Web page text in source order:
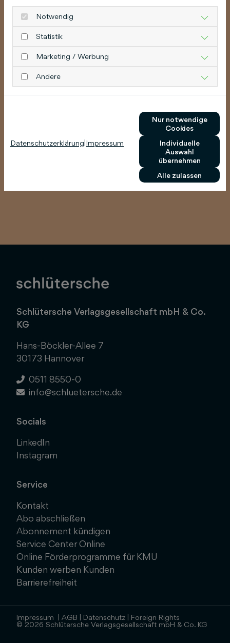
Schlütersche Verlagsgesellschaft mbH & Co.
KG
Hans-Böckler-Allee 7
30173 Hannover
0511 8550-0
info@schluetersche.de
Socials
LinkedIn
Instagram
Service
Kontakt
Abo abschließen
Abonnement kündigen
Service Center Online
Online Förderprogramme für KMU
Kunden werben Kunden
Barrierefreiheit
Impressum AGB Datenschutz
Foreign Rights
© 2026 Schlütersche Verlagsgesellschaft mbH & Co. KG
Notwendig
Statistik
Marketing / Werbung
Andere
Datenschutzerklärung Impressum
Nur notwendige
Cookies
Individuelle
Auswahl
übernehmen
Alle zulassen